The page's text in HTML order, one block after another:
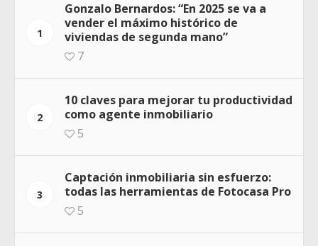
1
Gonzalo Bernardos: “En 2025 se va a
vender el máximo histórico de
viviendas de segunda mano”
7
2
10 claves para mejorar tu productividad
como agente inmobiliario
5
3
Captación inmobiliaria sin esfuerzo:
todas las herramientas de Fotocasa Pro
5